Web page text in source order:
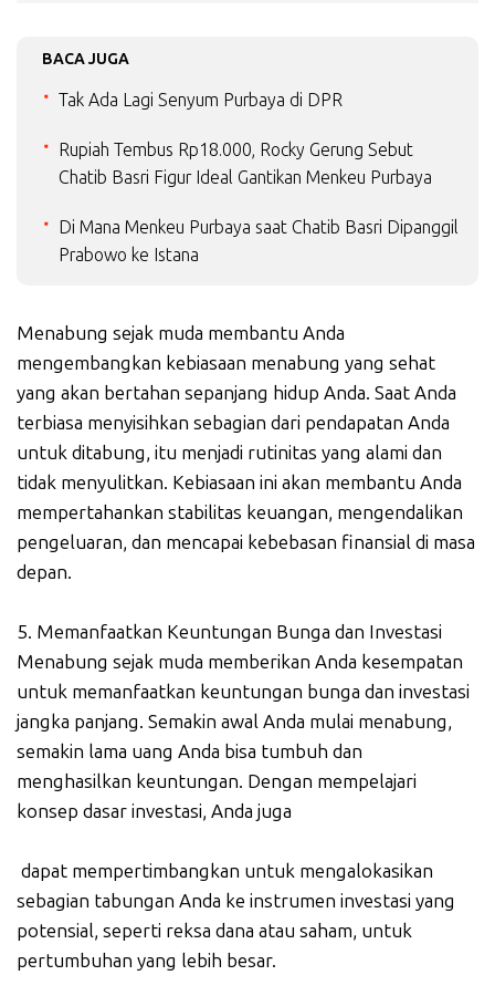
BACA JUGA
Tak Ada Lagi Senyum Purbaya di DPR
Rupiah Tembus Rp18.000, Rocky Gerung Sebut
Chatib Basri Figur Ideal Gantikan Menkeu Purbaya
Di Mana Menkeu Purbaya saat Chatib Basri Dipanggil
Prabowo ke Istana
Menabung sejak muda membantu Anda
mengembangkan kebiasaan menabung yang sehat
yang akan bertahan sepanjang hidup Anda. Saat Anda
terbiasa menyisihkan sebagian dari pendapatan Anda
untuk ditabung, itu menjadi rutinitas yang alami dan
tidak menyulitkan. Kebiasaan ini akan membantu Anda
mempertahankan stabilitas keuangan, mengendalikan
pengeluaran, dan mencapai kebebasan finansial di masa
depan.
5. Memanfaatkan Keuntungan Bunga dan Investasi
Menabung sejak muda memberikan Anda kesempatan
untuk memanfaatkan keuntungan bunga dan investasi
jangka panjang. Semakin awal Anda mulai menabung,
semakin lama uang Anda bisa tumbuh dan
menghasilkan keuntungan. Dengan mempelajari
konsep dasar investasi, Anda juga
dapat mempertimbangkan untuk mengalokasikan
sebagian tabungan Anda ke instrumen investasi yang
potensial, seperti reksa dana atau saham, untuk
pertumbuhan yang lebih besar.